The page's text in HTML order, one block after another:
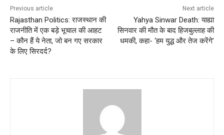
Previous article
Rajasthan Politics: राजस्थान की
राजनीति में एक बड़े भूचाल की आहट
– कौन हैं ये नेता, जो बन गए सरकार
के लिए सिरदर्द?
Next article
Yahya Sinwar Death: याह्या
सिनवार की मौत के बाद हिजबुल्लाह की
धमकी, कहा- ‘हम युद्ध और तेज करेंगे’